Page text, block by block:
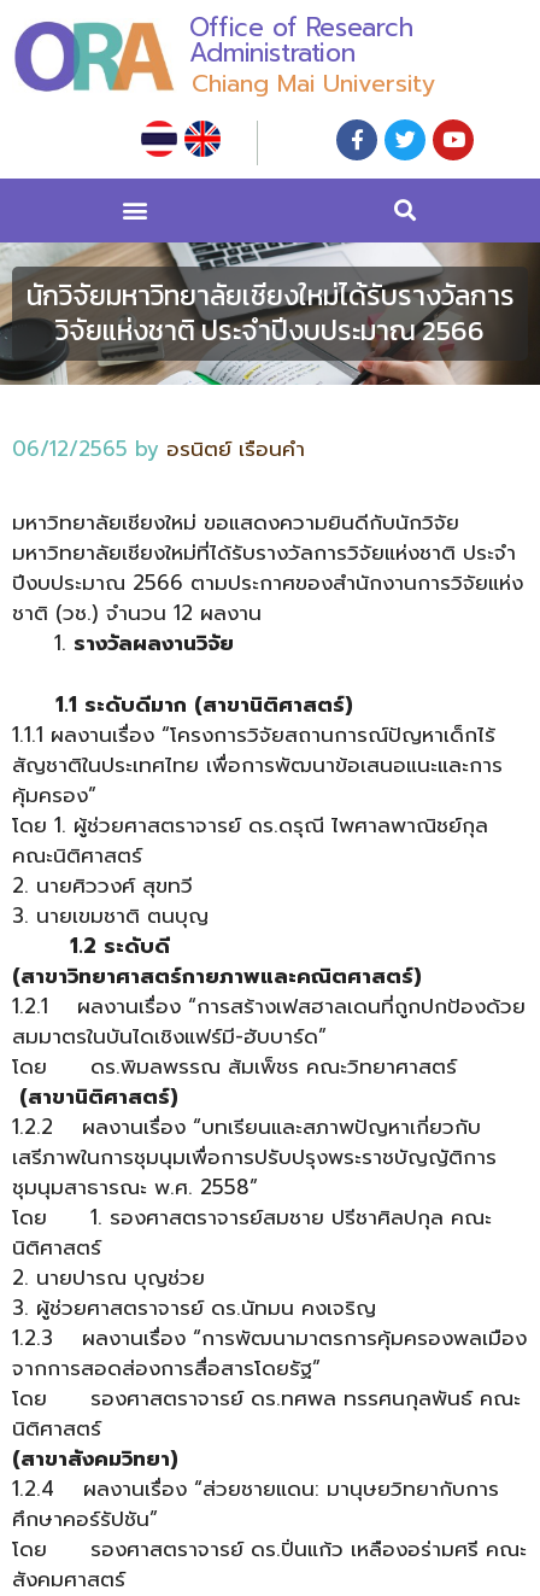
Office of Research
Administration
Chiang Mai University
นักวิจัยมหาวิทยาลัยเชียงใหม่ได้รับรางวัลการ
วิจัยแห่งชาติ ประจำปีงบประมาณ 2566
06/12/2565 by อรนิตย์ เรือนคำ
มหาวิทยาลัยเชียงใหม่ ขอแสดงความยินดีกับนักวิจัย
มหาวิทยาลัยเชียงใหม่ที่ได้รับรางวัลการวิจัยแห่งชาติ ประจำ
ปีงบประมาณ 2566 ตามประกาศของสำนักงานการวิจัยแห่ง
ชาติ (วช.) จำนวน 12 ผลงาน
รางวัลผลงานวิจัย
1.1 ระดับดีมาก (สาขานิติศาสตร์)
1.1.1 ผลงานเรื่อง “โครงการวิจัยสถานการณ์ปัญหาเด็กไร้
สัญชาติในประเทศไทย เพื่อการพัฒนาข้อเสนอแนะและการ
คุ้มครอง”
โดย 1. ผู้ช่วยศาสตราจารย์ ดร.ดรุณี ไพศาลพาณิชย์กุล
คณะนิติศาสตร์
2. นายศิววงศ์ สุขทวี
3. นายเขมชาติ ตนบุญ
1.2 ระดับดี
(สาขาวิทยาศาสตร์กายภาพและคณิตศาสตร์)
1.2.1 ผลงานเรื่อง “การสร้างเฟสฮาลเดนที่ถูกปกป้องด้วย
สมมาตรในบันไดเชิงแฟร์มี-ฮับบาร์ด”
โดย ดร.พิมลพรรณ ส้มเพ็ชร คณะวิทยาศาสตร์
(สาขานิติศาสตร์)
1.2.2 ผลงานเรื่อง “บทเรียนและสภาพปัญหาเกี่ยวกับ
เสรีภาพในการชุมนุมเพื่อการปรับปรุงพระราชบัญญัติการ
ชุมนุมสาธารณะ พ.ศ. 2558”
โดย 1. รองศาสตราจารย์สมชาย ปรีชาศิลปกุล คณะ
นิติศาสตร์
2. นายปารณ บุญช่วย
3. ผู้ช่วยศาสตราจารย์ ดร.นัทมน คงเจริญ
1.2.3 ผลงานเรื่อง “การพัฒนามาตรการคุ้มครองพลเมือง
จากการสอดส่องการสื่อสารโดยรัฐ”
โดย รองศาสตราจารย์ ดร.ทศพล ทรรศนกุลพันธ์ คณะ
นิติศาสตร์
(สาขาสังคมวิทยา)
1.2.4 ผลงานเรื่อง “ส่วยชายแดน: มานุษยวิทยากับการ
ศึกษาคอร์รัปชัน”
โดย รองศาสตราจารย์ ดร.ปิ่นแก้ว เหลืองอร่ามศรี คณะ
สังคมศาสตร์